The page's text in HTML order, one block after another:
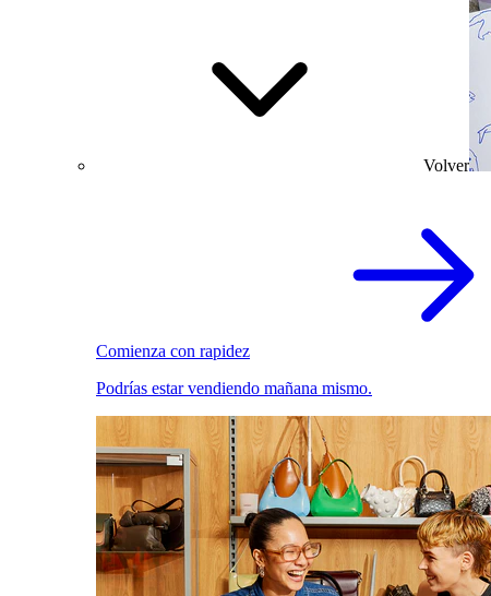
Volver
Comienza con rapidez
Podrías estar vendiendo mañana mismo.